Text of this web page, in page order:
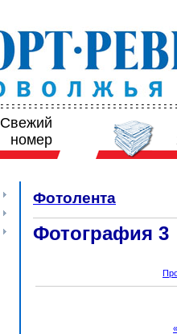
Свежий
номер
Фотолента
Фотография 3